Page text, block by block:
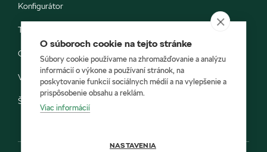
Konfigurátor
Testovacia jazda
Objednávka do servisu
Vozidlá ihneď k odberu
Škoda E-shop
O súboroch cookie na tejto stránke
Súbory cookie používame na zhromažďovanie a analýzu
informácií o výkone a používaní stránok, na
poskytovanie funkcií sociálnych médií a na vylepšenie a
prispôsobenie obsahu a reklám.
Viac informácií
NASTAVENIA